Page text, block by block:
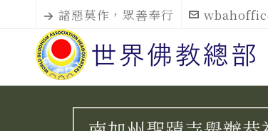
諸惡莫作，眾善奉行